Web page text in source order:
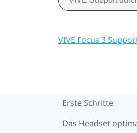
VIVE Focus 3
Erste Schritte
Das Headset